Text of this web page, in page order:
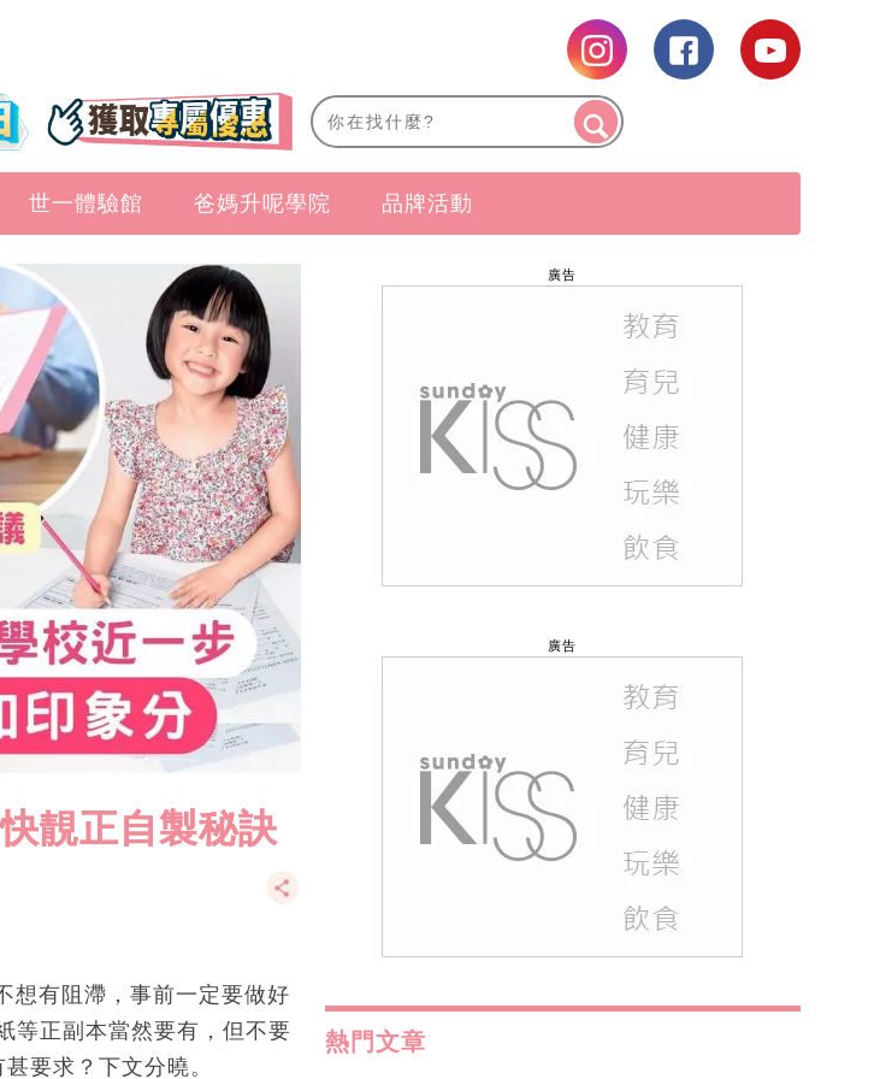
世一體驗館 爸媽升呢學院 品牌活動
靚正自製秘訣
想有阻滯，事前一定要做好
等正副本當然要有，但不要
要求？下文分曉。
廣告
廣告
熱門文章